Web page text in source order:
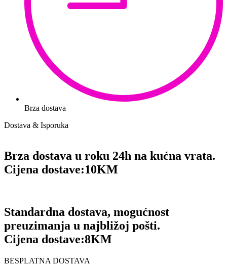
Brza dostava
Dostava & Isporuka
Brza dostava u roku 24h na kućna vrata.
Cijena dostave:10KM
Standardna dostava, mogućnost
preuzimanja u najbližoj pošti.
Cijena dostave:8KM
BESPLATNA DOSTAVA